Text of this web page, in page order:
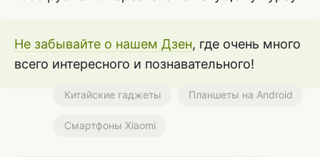
Не забывайте о нашем Дзен, где очень много
всего интересного и познавательного!
Китайские гаджеты Планшеты на Android
Смартфоны Xiaomi